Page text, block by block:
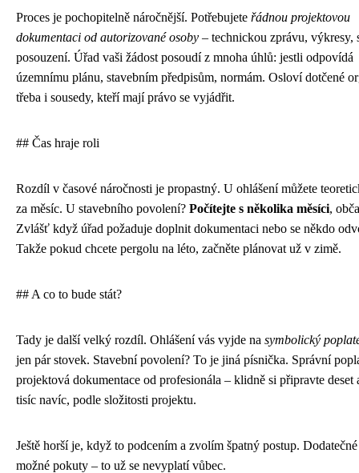
Proces je pochopitelně náročnější. Potřebujete řádnou projektovou
dokumentaci od autorizované osoby – technickou zprávu, výkresy,
posouzení. Úřad vaši žádost posoudí z mnoha úhlů: jestli odpovídá
územnímu plánu, stavebním předpisům, normám. Osloví dotčené
třeba i sousedy, kteří mají právo se vyjádřit.
## Čas hraje roli
Rozdíl v časové náročnosti je propastný. U ohlášení můžete
za měsíc. U stavebního povolení? Počítejte s několika měsíci,
Zvlášť když úřad požaduje doplnit dokumentaci nebo se někdo
Takže pokud chcete pergolu na léto, začněte plánovat už v zimě.
## A co to bude stát?
Tady je další velký rozdíl. Ohlášení vás vyjde na symbolický
jen pár stovek. Stavební povolení? To je jiná písnička. Správní
projektová dokumentace od profesionála – klidně si připravte deset
tisíc navíc, podle složitosti projektu.
Ještě horší je, když to podcením a zvolím špatný postup.
možné pokuty – to už se nevyplatí vůbec.